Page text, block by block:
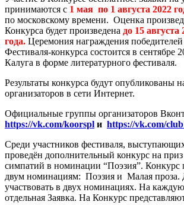
принимаются с 1 мая по 1 августа 2022
по московскому времени. Оценка
Конкурса будет произведена до 15 августа
года. Церемония награждения
Фестиваля-конкурса состоится в сентябре
Калуга в форме литературного фестиваля.
Результаты конкурса будут опубликованы
организаторов в сети Интернет.
Официальные группы организаторов
https://vk.com/koorspl и https://vk.com/
Среди участников фестиваля,
проведён дополнительный конкурс на приз
симпатий в номинации “Поэзия”. Конкурс
двум номинациям: Поэзия и Малая проза.
участвовать в двух номинациях. На
отдельная Заявка. На Конкурс